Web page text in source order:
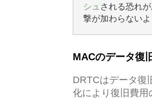
シュ される恐れ
撃が加わらない
MACのデータ復
DRTCはデータ復
化により復旧費用